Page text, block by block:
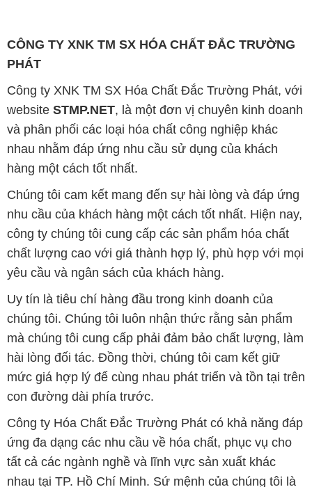
CÔNG TY XNK TM SX HÓA CHẤT ĐẮC TRƯỜNG
PHÁT
Công ty XNK TM SX Hóa Chất Đắc Trường Phát, với
website STMP.NET, là một đơn vị chuyên kinh doanh
và phân phối các loại hóa chất công nghiệp khác
nhau nhằm đáp ứng nhu cầu sử dụng của khách
hàng một cách tốt nhất.
Chúng tôi cam kết mang đến sự hài lòng và đáp ứng
nhu cầu của khách hàng một cách tốt nhất. Hiện nay,
công ty chúng tôi cung cấp các sản phẩm hóa chất
chất lượng cao với giá thành hợp lý, phù hợp với mọi
yêu cầu và ngân sách của khách hàng.
Uy tín là tiêu chí hàng đầu trong kinh doanh của
chúng tôi. Chúng tôi luôn nhận thức rằng sản phẩm
mà chúng tôi cung cấp phải đảm bảo chất lượng, làm
hài lòng đối tác. Đồng thời, chúng tôi cam kết giữ
mức giá hợp lý để cùng nhau phát triển và tồn tại trên
con đường dài phía trước.
Công ty Hóa Chất Đắc Trường Phát có khả năng đáp
ứng đa dạng các nhu cầu về hóa chất, phục vụ cho
tất cả các ngành nghề và lĩnh vực sản xuất khác
nhau tại TP. Hồ Chí Minh. Sứ mệnh của chúng tôi là